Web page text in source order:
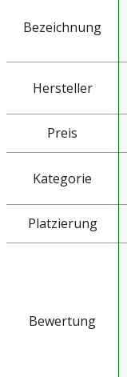
Bezeichnung
Hersteller
Preis
Kategorie
Platzierung
Bewertung